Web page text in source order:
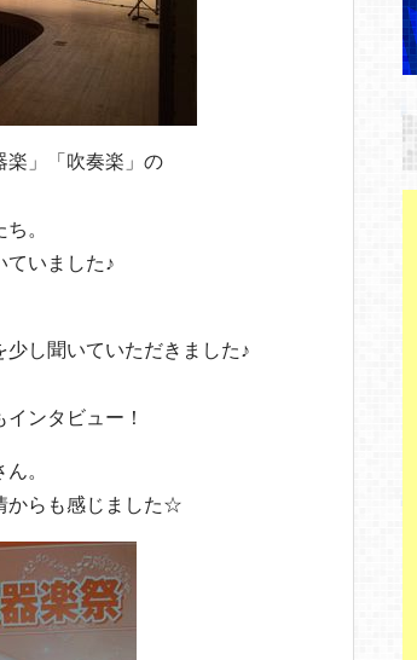
楽」「吹奏楽」の
。
いました♪
し聞いていただきました♪
ンタビュー！
。
からも感じました☆